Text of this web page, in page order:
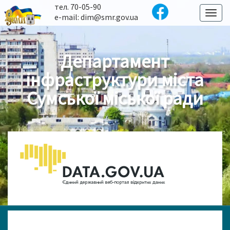
тел. 70-05-90
e-mail: dim@smr.gov.ua
Департамент
інфраструктури міста
Сумської міської ради